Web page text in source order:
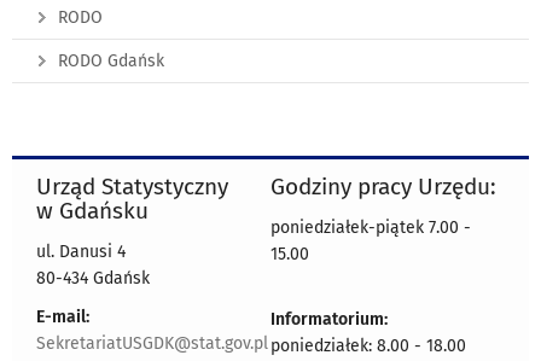
RODO
RODO Gdańsk
Urząd Statystyczny
w Gdańsku
ul. Danusi 4
80-434 Gdańsk
E-mail:
SekretariatUSGDK@stat.gov.pl
Godziny pracy Urzędu:
poniedziałek-piątek 7.00 -
15.00
Informatorium:
poniedziałek: 8.00 - 18.00